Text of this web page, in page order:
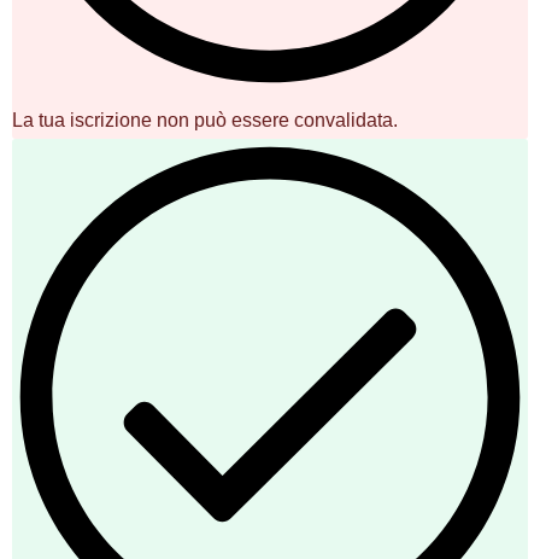
La tua iscrizione non può essere convalidata.